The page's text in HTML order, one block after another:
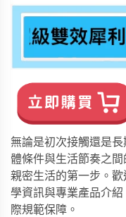
無論是初次接觸還是
體條件與生活節奏之
親密生活的第一步。歡
學資訊與專業產品介
際規範保障。